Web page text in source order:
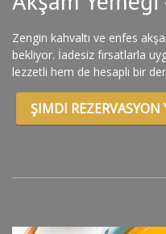
Zengin kahvaltı ve enfes
bekliyor. İadesiz fırsatlarla
lezzetli hem de hesaplı bir
ŞIMDI REZERVASYON